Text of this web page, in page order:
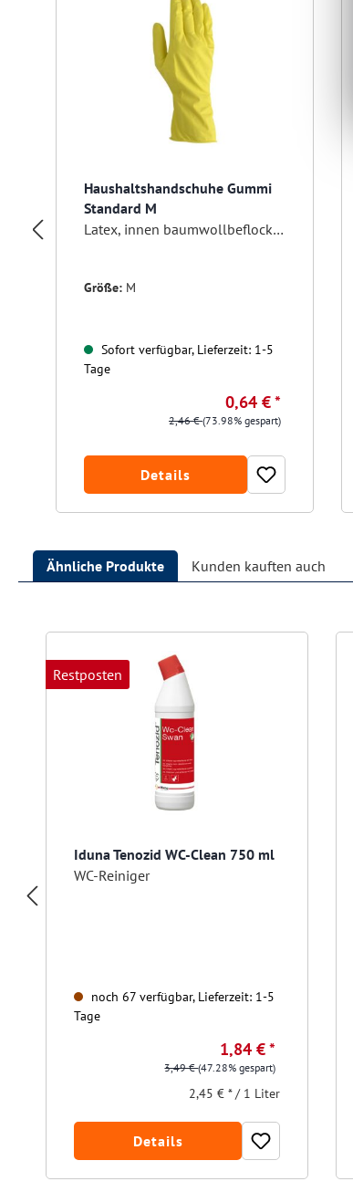
Haushaltshandschuhe Gummi
Standard M
Latex, innen baumwollbeflockt, gelb
Größe: M
Sofort verfügbar, Lieferzeit: 1-5
Tage
0,64 € *
2,46 €(73.98% gespart)
Details
Ähnliche Produkte Kunden kauften auch
Restposten
Iduna Tenozid WC-Clean 750 ml
WC-Reiniger
noch 67 verfügbar, Lieferzeit: 1-5
Tage
1,84 € *
3,49 €(47.28% gespart)
2,45 € * / 1 Liter
Details